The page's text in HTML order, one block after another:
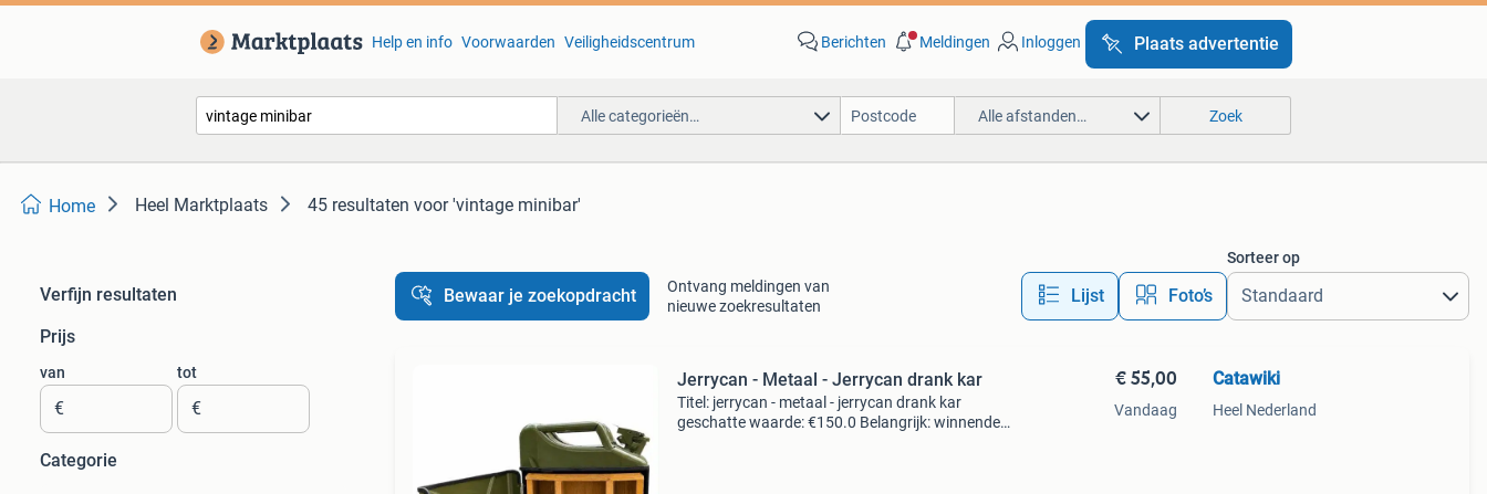
Help en info Voorwaarden Veiligheidscentrum Berichten Meldingen Inloggen Plaats advertentie
Alle categorieën… Alle afstanden… Zoek
Home Heel Marktplaats 45 resultaten voor 'vintage minibar'
Verfijn resultaten
Prijs
van
€
tot
€
Categorie
Bewaar je zoekopdracht
Ontvang meldingen van
nieuwe zoekresultaten
Lijst Foto’s
Sorteer op
Jerrycan - Metaal - Jerrycan drank kar
Titel: jerrycan - metaal - jerrycan drank kar
geschatte waarde: €150.0 Belangrijk: winnende
€ 55,00
Vandaag
Catawiki
Heel Nederland